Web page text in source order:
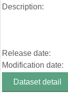
Bežné
Kapitálové
Description:
Release date:
Modification date:
Dataset detail